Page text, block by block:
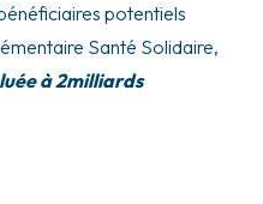
potentiels
Santé Solidaire,
à 2milliards